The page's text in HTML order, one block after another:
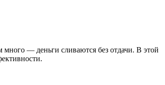
— деньги сливаются без отдачи. В этой